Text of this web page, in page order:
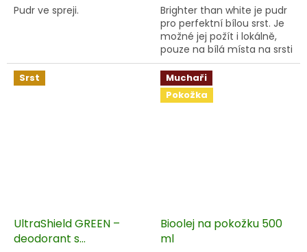
Pudr ve spreji.
Brighter than white je pudr
pro perfektní bílou srst. Je
možné jej požít i lokálně,
pouze na bílá místa na srsti
vašeho koně.
Srst
UltraShield GREEN –
deodorant s
Muchaři
Pokožka
Bioolej na pokožku 500
ml